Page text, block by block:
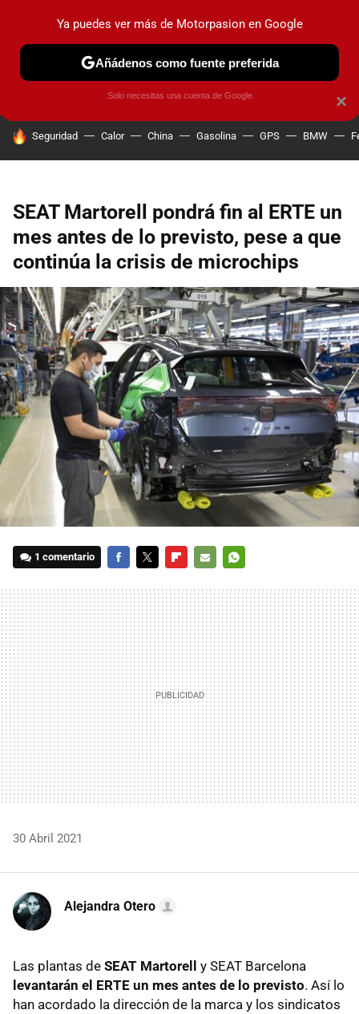
PRUEBAS COCHES ELÉCTRICOS OBSERVATORIO
HOY SE HABLA DE
Seguridad Calor China Gasolina GPS BMW
SEAT Martorell pondrá fin al ERTE un
mes antes de lo previsto, pese a que
continúa la crisis de microchips
1 comentario
MAIL
30 Abril 2021
Alejandra Otero
Las plantas de SEAT Martorell y SEAT Barcelona
levantarán el ERTE un mes antes de lo previsto. Así lo
han acordado la dirección de la marca y los sindicatos
×
Ya puedes ver más de Motorpasion en Google
Añádenos como fuente preferida
Solo necesitas una cuenta de Google